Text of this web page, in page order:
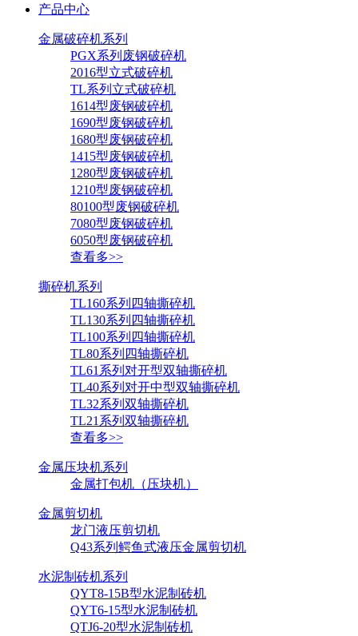
产品中心
金属破碎机系列
PGX系列废钢破碎机
2016型立式破碎机
TL系列立式破碎机
1614型废钢破碎机
1690型废钢破碎机
1680型废钢破碎机
1415型废钢破碎机
1280型废钢破碎机
1210型废钢破碎机
80100型废钢破碎机
7080型废钢破碎机
6050型废钢破碎机
查看多>>
撕碎机系列
TL160系列四轴撕碎机
TL130系列四轴撕碎机
TL100系列四轴撕碎机
TL80系列四轴撕碎机
TL61系列对开型双轴撕碎机
TL40系列对开中型双轴撕碎机
TL32系列双轴撕碎机
TL21系列双轴撕碎机
查看多>>
金属压块机系列
金属打包机（压块机）
金属剪切机
龙门液压剪切机
Q43系列鳄鱼式液压金属剪切机
水泥制砖机系列
QYT8-15B型水泥制砖机
QYT6-15型水泥制砖机
QTJ6-20型水泥制砖机